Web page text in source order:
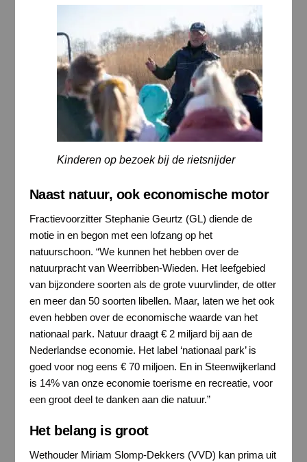
Kinderen op bezoek bij de rietsnijder
Naast natuur, ook economische motor
Fractievoorzitter Stephanie Geurtz (GL) diende de
motie in en begon met een lofzang op het
natuurschoon. “We kunnen het hebben over de
natuurpracht van Weerribben-Wieden. Het leefgebied
van bijzondere soorten als de grote vuurvlinder, de otter
en meer dan 50 soorten libellen. Maar, laten we het ook
even hebben over de economische waarde van het
nationaal park. Natuur draagt € 2 miljard bij aan de
Nederlandse economie. Het label ‘nationaal park’ is
goed voor nog eens € 70 miljoen. En in Steenwijkerland
is 14% van onze economie toerisme en recreatie, voor
een groot deel te danken aan die natuur.”
Het belang is groot
Wethouder Miriam Slomp-Dekkers (VVD) kan prima uit